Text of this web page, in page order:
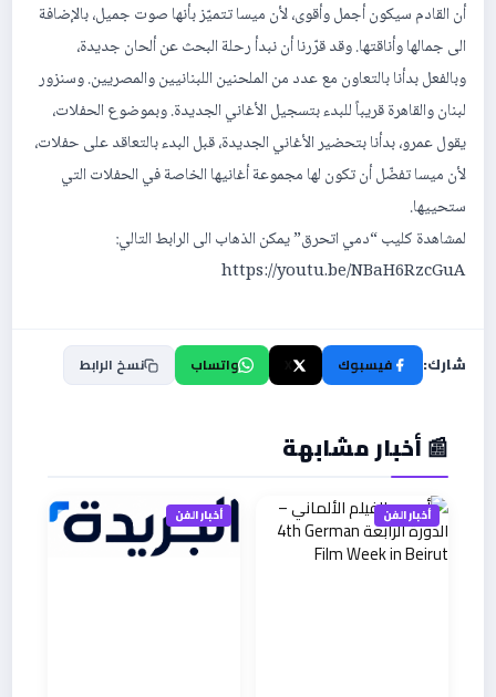
أن القادم سيكون أجمل وأقوى، لأن ميسا تتميّز بأنها صوت جميل، بالإضافة
الى جمالها وأناقتها. وقد قرّرنا أن نبدأ رحلة البحث عن ألحان جديدة،
وبالفعل بدأنا بالتعاون مع عدد من الملحنين اللبنانيين والمصريين. وسنزور
لبنان والقاهرة قريباً للبدء بتسجيل الأغاني الجديدة. وبموضوع الحفلات،
يقول عمرو، بدأنا بتحضير الأغاني الجديدة، قبل البدء بالتعاقد على حفلات،
لأن ميسا تفضّل أن تكون لها مجموعة أغانيها الخاصة في الحفلات التي
ستحييها.
لمشاهدة كليب “دمي اتحرق” يمكن الذهاب الى الرابط التالي:
https://youtu.be/NBaH6RzcGuA
شارك: فيسبوك واتساب نسخ الرابط
📰 أخبار مشابهة
أخبار الفن أخبار الفن